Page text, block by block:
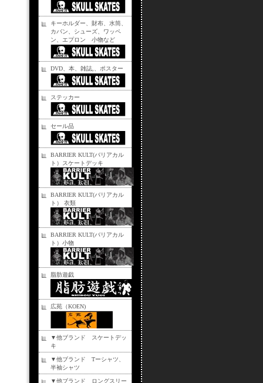
キーホルダー、財布、水筒、
カバン、シューズ、ワッペ
ン、エプロン 小物など
DVD、本、雑誌,、ポスター
ステッカー
セール品
BARRIER KULT(バリアカル
ト）スケートデッキ
BARRIER KULT(バリアカル
ト） 衣類
BARRIER KULT(バリアカル
ト）小物
脂肪遊戯
広苑（KOEN)
▼他ブランド スケートデッ
キ
▼他ブランド Tーシャツ、
半袖シャツ
▼他ブランド ロングスリー